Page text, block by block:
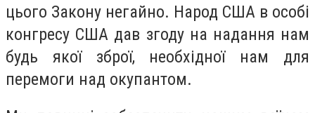
цього Закону негайно. Народ США в особі
конгресу США дав згоду на надання нам
будь якої зброї, необхідної нам для
перемоги над окупантом.